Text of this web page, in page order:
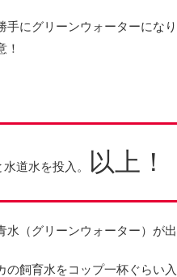
にグリーンウォーターにな
！
水道水を投入。 以上！
（グリーンウォーター）が出
飼育水をコップ一杯ぐらい入